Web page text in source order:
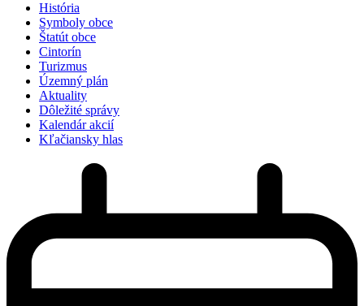
História
Symboly obce
Štatút obce
Cintorín
Turizmus
Územný plán
Aktuality
Dôležité správy
Kalendár akcií
Kľačiansky hlas